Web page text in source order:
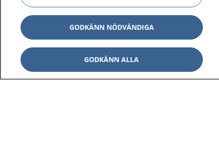
1177 på flera språk Visa
Om 1177 Visa
Kontakt Visa
GODKÄNN NÖDVÄNDIGA
GODKÄNN ALLA